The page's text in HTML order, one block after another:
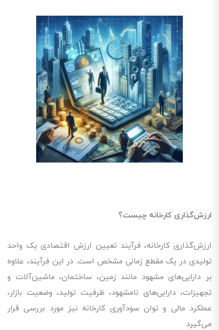
ارزش‌گذاری کارخانه چیست؟
ارزش‌گذاری کارخانه، فرآیند تعیین ارزش اقتصادی یک واحد
تولیدی در یک مقطع زمانی مشخص است. در این فرآیند، علاوه
بر دارایی‌های مشهود مانند زمین، ساختمان، ماشین‌آلات و
تجهیزات، دارایی‌های نامشهود، ظرفیت تولید، وضعیت بازار،
عملکرد مالی و توان سودآوری کارخانه نیز مورد بررسی قرار
می‌گیرد.